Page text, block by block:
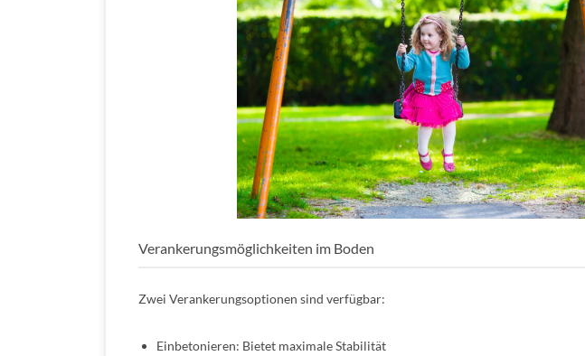
Verankerungsmöglichkeiten im Boden
Zwei Verankerungsoptionen sind verfügbar:
Einbetonieren: Bietet maximale Stabilität